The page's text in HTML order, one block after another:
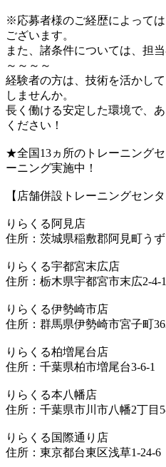
※応募者様のご経歴によって
ございます。
また、諸条件については、担
～～～～
経験者の方は、技術を活かし
しませんか。
長く働ける安定した環境で、
ください！
★全国13ヵ所のトレーニング
ーニング実施中！
【店舗併設トレーニングセンタ
りらくる阿見店
住所：茨城県稲敷郡阿見町うず
りらくる宇都宮末広店
住所：栃木県宇都宮市末広2-4-
りらくる伊勢崎市店
住所：群馬県伊勢崎市宮子町
りらくる柏増尾台店
住所：千葉県柏市増尾台3-6-1
りらくる本八幡店
住所：千葉県市川市八幡2丁目
りらくる国際通り店
住所：東京都台東区浅草1-24-6